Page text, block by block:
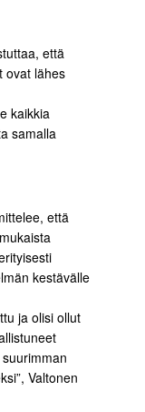
että
ovat lähes
kaikkia
samalla
että
kestävälle
ja olisi ollut
Valtonen